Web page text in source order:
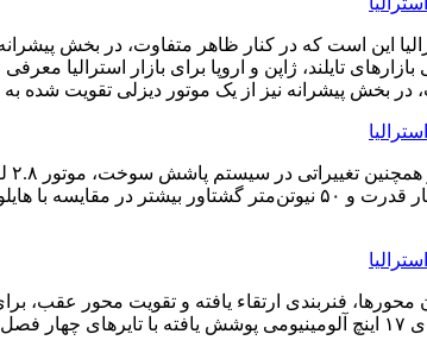
تایلند، ژاپن و اروپا برای بازار استرالیا
در بخش پیشرانه نیز از یک موتور دیزلی تقویت شده
محورها، فنربندی ارتقاء یافته و تقویت محور